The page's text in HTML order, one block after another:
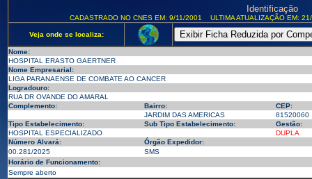
Identificação
CADASTRADO NO CNES EM: 9/11/2001 ULTIMA ATUALIZAÇÃO EM:
Veja onde se localiza:
Nome:
HOSPITAL ERASTO GAERTNER
Nome Empresarial:
LIGA PARANAENSE DE COMBATE AO CANCER
Logradouro:
RUA DR OVANDE DO AMARAL
Complemento:
Bairro:
CEP:
JARDIM DAS AMERICAS
81520060
Tipo Estabelecimento:
Sub Tipo Estabelecimento:
Gestão:
HOSPITAL ESPECIALIZADO
DUPLA
Número Alvará:
Órgão Expedidor:
00.281/2025
SMS
Horário de Funcionamento:
Sempre aberto